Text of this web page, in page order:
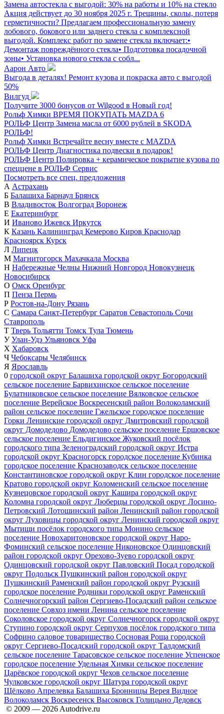
Замена автостекла с выгодой: 30% на работы и 10% на стекло
Акция действует до 30 ноября 2025 г. Трещины, сколы, потеря
герметичности? Предлагаем профессиональную замену
лобового, бокового или заднего стекла с комплексной
выгодой. Комплекс работ по замене стекла включает:•
Демонтаж повреждённого стекла• Подготовка посадочной
зоны• Установка нового стекла с собл...
Аарон Авто
Выгода в деталях! Ремонт кузова и покраска авто с выгодой
50%
Вилгуд
Получите 3000 бонусов от Wilgood в Новый год!
Рольф Химки ВРЕМЯ ПОКУПАТЬ MAZDA 6
РОЛЬФ Центр Замена масла от 6000 рублей в SKODA
РОЛЬФ!
Рольф Химки Встречайте весну вместе с MAZDA
РОЛЬФ Центр Диагностика подвески в подарок!
РОЛЬФ Центр Полировка + керамическое покрытие кузова по
спеццене в РОЛЬФ Сервис
Посмотреть все спец. предложения
А Астрахань
Б Балашиха Барнаул Брянск
В Владивосток Волгоград Воронеж
Е Екатеринбург
И Иваново Ижевск Иркутск
К Казань Калининград Кемерово Киров Краснодар
Красноярск Курск
Л Липецк
М Магнитогорск Махачкала Москва
Н Набережные Челны Нижний Новгород Новокузнецк
Новосибирск
О Омск Оренбург
П Пенза Пермь
Р Ростов-на-Дону Рязань
С Самара Санкт-Петербург Саратов Севастополь Сочи
Ставрополь
Т Тверь Тольятти Томск Тула Тюмень
У Улан-Удэ Ульяновск Уфа
Х Хабаровск
Ч Чебоксары Челябинск
Я Ярославль
0 городской округ Балашиха городской округ Богородский
сельское поселение Барвихинское сельское поселение
Булатниковское сельское поселение Вялковское сельское
поселение Верейское Воскресенский район Волоколамский
район сельское поселение Гжельское городское поселение
Горки Ленинские городской округ Дмитровский городской
округ Домодедово Домодедово сельское поселение Ершовское
сельское поселение Ельдигинское Жуковский посёлок
городского типа Зеленоградский городской округ Истра
городской округ Красногорск городское поселение Кубинка
городское поселение Краснозаводск сельское поселение
Константиновское городской округ Клин городское поселение
Кратово городской округ Коломенский сельское поселение
Кузнецовское городской округ Кашира городской округ
Коломна городской округ Люберцы городской округ Лосино-
Петровский Лотошинский район Ленинский район городской
округ Луховицы городской округ Ленинский городской округ
Мытищи посёлок городского типа Монино сельское
поселение Новохаритоновское городской округ Наро-
Фоминский сельское поселение Никоновское Одинцовский
район городской округ Орехово-Зуево городской округ
Одинцовский городской округ Павловский Посад городской
округ Подольск Пушкинский район городской округ
Пушкинский Раменский район городской округ Рузский
городское поселение Родники городской округ Раменский
Солнечногорский район Сергиево-Посадский район сельское
поселение Совхоз имени Ленина сельское поселение
Соколовское городской округ Солнечногорск городской округ
Ступино городской округ Серпухов посёлок городского типа
Софрино садовое товарищество Сосновая Роща городской
округ Сергиево-Посадский городской округ Талдомский
сельское поселение Тарасовское сельское поселение Успенское
городское поселение Удельная Химки сельское поселение
Царёвское городской округ Чехов сельское поселение
Чулковское городской округ Шатура городской округ
Щёлково Апрелевка Балашиха Бронницы Верея Видное
Волоколамск Воскресенск Высоковск Голицыно Дедовск
© 2009 — 2026Autodrive.ru